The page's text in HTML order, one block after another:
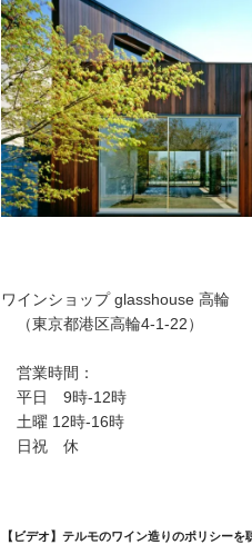
ワインショップ glasshouse 高輪
（東京都港区高輪4-1-22）
営業時間：
平日 9時-12時
土曜 12時-16時
日祝 休
【ビデオ】テルモのワイン造りのポリシーを